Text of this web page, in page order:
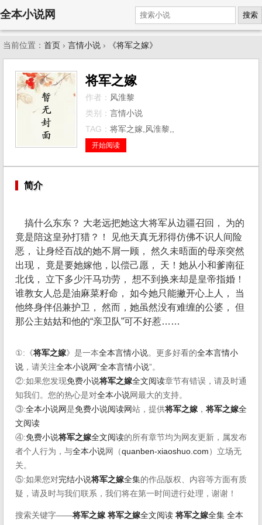
全本小说网 搜索
当前位置： 首页 › 言情小说 › 《将军之嫁》
将军之嫁
作者： 风淮黎
类别： 言情小说
TAG： 将军之嫁,风淮黎,,
开始阅读
简介
搞什么东东？ 大老远把她这大将军从边疆召回， 为的
竟是陪这皇孙打猎？！ 见他天真无邪得仿佛不识人间险
恶， 让身经百战的她不屑一顾， 然久未晤面的母亲突然
出现， 竟是要她嫁他，以偿己愿， 天！她从小和爹南征
北伐， 立下多少汗马功劳， 想不到换来却是皇帝指婚！
谁教女人总是油麻菜籽命， 如今她只能撇开心上人， 当
他终身伴侣兼护卫， 然而，她虽然没有难缠的公婆， 但
那公主姑姑和他的“亲卫队”可不好惹……
①:《将军之嫁》是一本全本言情小说。更多好看的全本言情小
说 ，请关注全本小说网“全本言情小说”。
②:如果您发现免费小说将军之嫁全文阅读章节有错误，请及时通
知我们。您的热心是对全本小说网最大的支持。
③:全本小说网是免费小说阅读网站，提供将军之嫁 ， 将军之嫁全
文阅读
④:免费小说将军之嫁全文阅读的所有章节均为网友更新，属发布
者个人行为，与全本小说网（quanben-xiaoshuo.com ）立场无
关。
⑤:如果您对完结小说将军之嫁全集的作品版权、内容等方面有质
疑，请及时与我们联系，我们将在第一时间进行处理，谢谢！
搜索关键字——将军之嫁 将军之嫁全文阅读 将军之嫁全集 全本